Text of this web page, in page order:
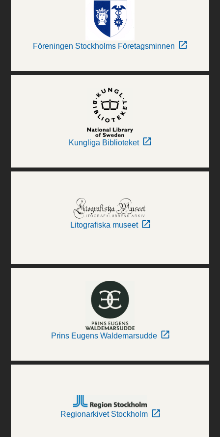
Föreningen Stockholms Företagsminnen
Kungliga Biblioteket
Litografiska museet
Prins Eugens Waldemarsudde
Regionarkivet Stockholm